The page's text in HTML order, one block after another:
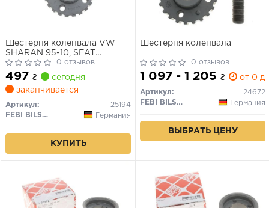
Шестерня коленвала VW
SHARAN 95-10, SEAT
ALHAMBRA 96-10, AUDI A6
94-97
0 отзывов
497 ₴
сегодня
заканчивается
Артикул:
25194
FEBI BILSTEIN
Германия
КУПИТЬ
Шестерня коленвала
0 отзывов
1 097 - 1 205 ₴ от 0
Артикул:
24672
FEBI BILSTEIN
Германия
ВЫБРАТЬ ЦЕНУ